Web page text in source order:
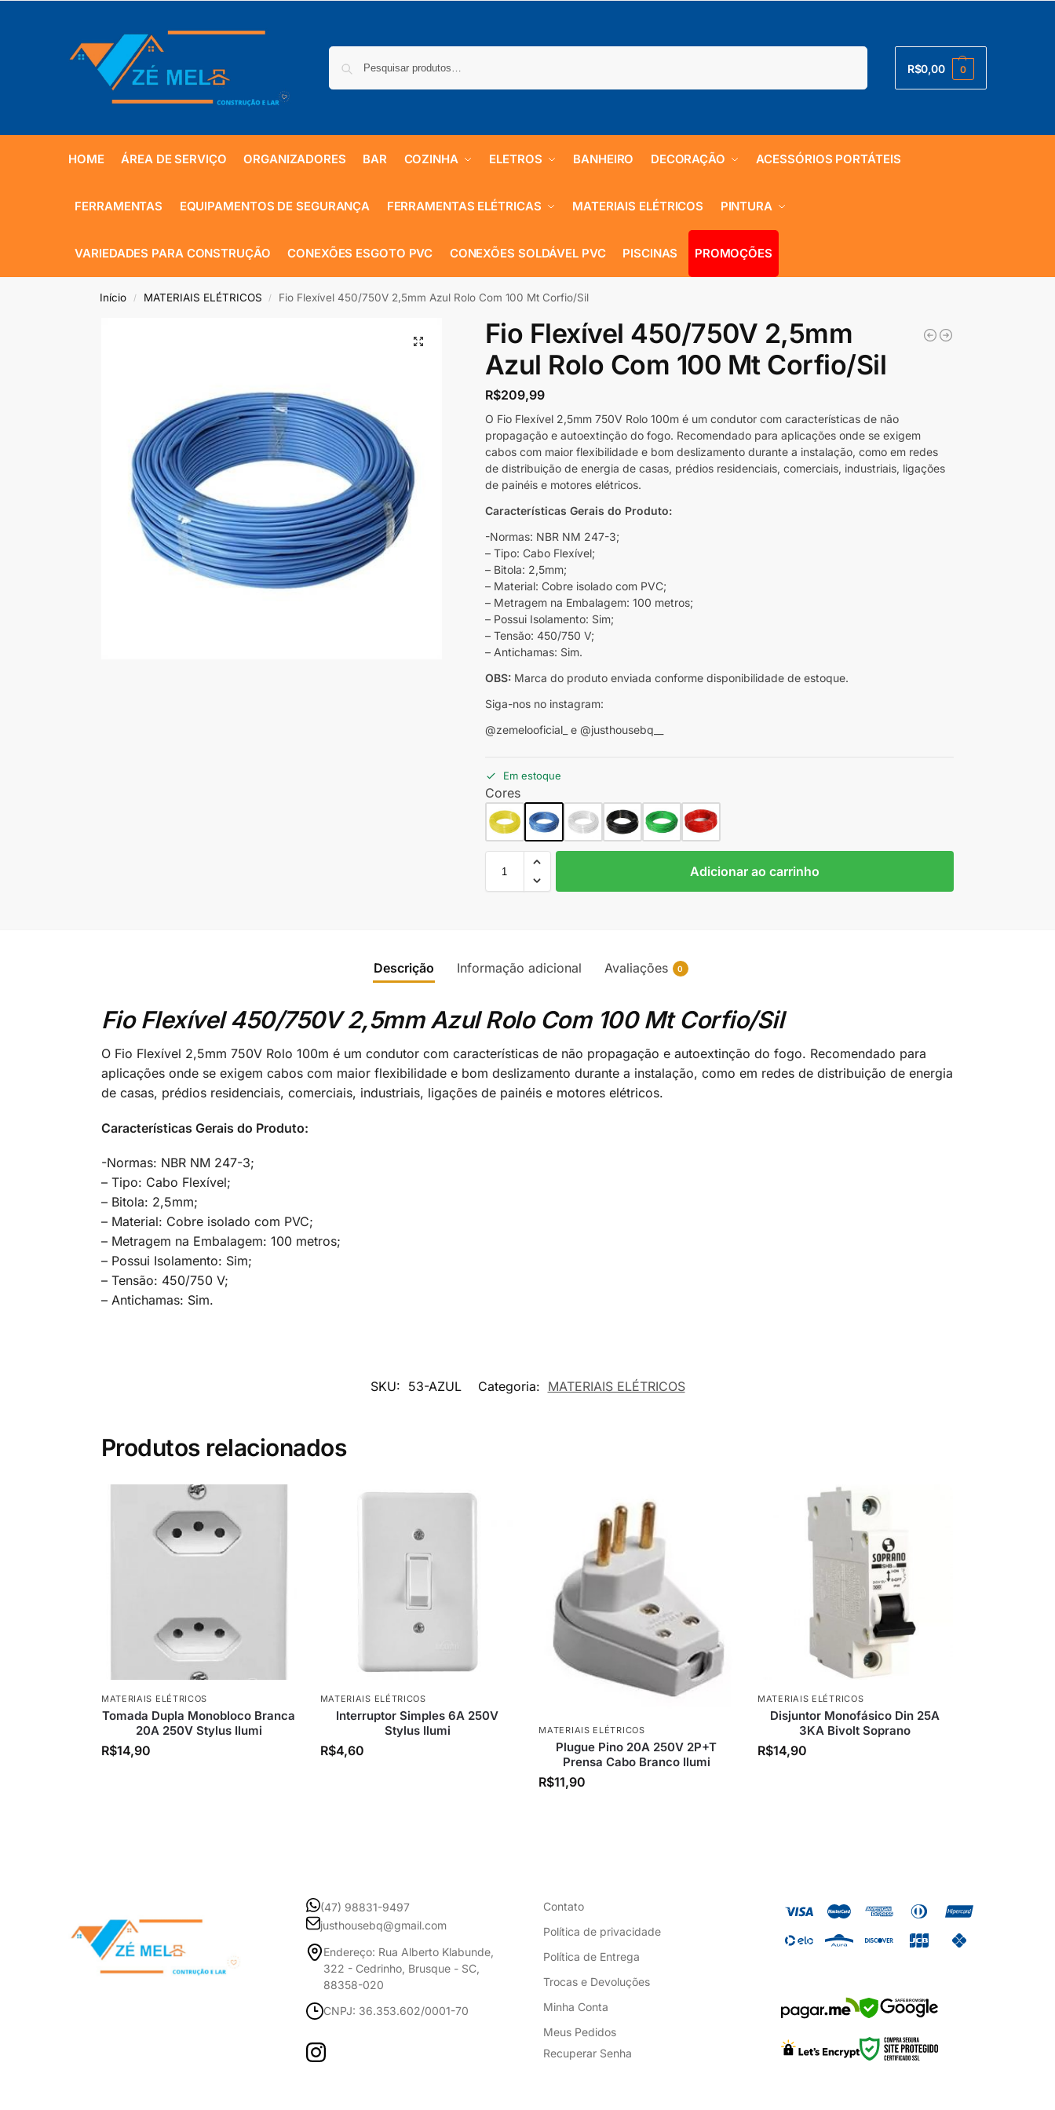
R$0,00 0
HOME ÁREA DE SERVIÇO ORGANIZADORES BAR COZINHA ELETROS BANHEIRO DECORAÇÃO ACESSÓRIOS PORTÁTEIS
FERRAMENTAS EQUIPAMENTOS DE SEGURANÇA FERRAMENTAS ELÉTRICAS MATERIAIS ELÉTRICOS PINTURA
VARIEDADES PARA CONSTRUÇÃO CONEXÕES ESGOTO PVC CONEXÕES SOLDÁVEL PVC PISCINAS PROMOÇÕES
Início / MATERIAIS ELÉTRICOS / Fio Flexível 450/750V 2,5mm Azul Rolo Com 100 Mt Corfio/Sil
Fio Flexível 450/750V 2,5mm
Azul Rolo Com 100 Mt Corfio/Sil
R$209,99
O Fio Flexível 2,5mm 750V Rolo 100m é um condutor com características de não
propagação e autoextinção do fogo. Recomendado para aplicações onde se exigem
cabos com maior flexibilidade e bom deslizamento durante a instalação, como em redes
de distribuição de energia de casas, prédios residenciais, comerciais, industriais, ligações
de painéis e motores elétricos.
Características Gerais do Produto:
-Normas: NBR NM 247-3;
– Tipo: Cabo Flexível;
– Bitola: 2,5mm;
– Material: Cobre isolado com PVC;
– Metragem na Embalagem: 100 metros;
– Possui Isolamento: Sim;
– Tensão: 450/750 V;
– Antichamas: Sim.
OBS:Marca do produto enviada conforme disponibilidade de estoque.
Siga-nos no instagram:
@zemelooficial_ e @justhousebq__
Em estoque
Cores
Adicionar ao carrinho
Descrição Informação adicional Avaliações 0
Fio Flexível 450/750V 2,5mm Azul Rolo Com 100 Mt Corfio/Sil
O Fio Flexível 2,5mm 750V Rolo 100m é um condutor com características de não propagação e autoextinção do fogo. Recomendado para
aplicações onde se exigem cabos com maior flexibilidade e bom deslizamento durante a instalação, como em redes de distribuição de energia
de casas, prédios residenciais, comerciais, industriais, ligações de painéis e motores elétricos.
Características Gerais do Produto:
-Normas: NBR NM 247-3;
– Tipo: Cabo Flexível;
– Bitola: 2,5mm;
– Material: Cobre isolado com PVC;
– Metragem na Embalagem: 100 metros;
– Possui Isolamento: Sim;
– Tensão: 450/750 V;
– Antichamas: Sim.
SKU: 53-AZUL Categoria: MATERIAIS ELÉTRICOS
Produtos relacionados
MATERIAIS ELÉTRICOS
Tomada Dupla Monobloco Branca
20A 250V Stylus Ilumi
R$14,90
MATERIAIS ELÉTRICOS
Interruptor Simples 6A 250V
Stylus Ilumi
R$4,60
MATERIAIS ELÉTRICOS
Plugue Pino 20A 250V 2P+T
Prensa Cabo Branco Ilumi
R$11,90
MATERIAIS ELÉTRICOS
Disjuntor Monofásico Din 25A
3KA Bivolt Soprano
R$14,90
(47) 98831-9497
justhousebq@gmail.com
Endereço: Rua Alberto Klabunde,
322 - Cedrinho, Brusque - SC,
88358-020
CNPJ: 36.353.602/0001-70
Contato
Política de privacidade
Política de Entrega
Trocas e Devoluções
Minha Conta
Meus Pedidos
Recuperar Senha
SAFE BROWSING